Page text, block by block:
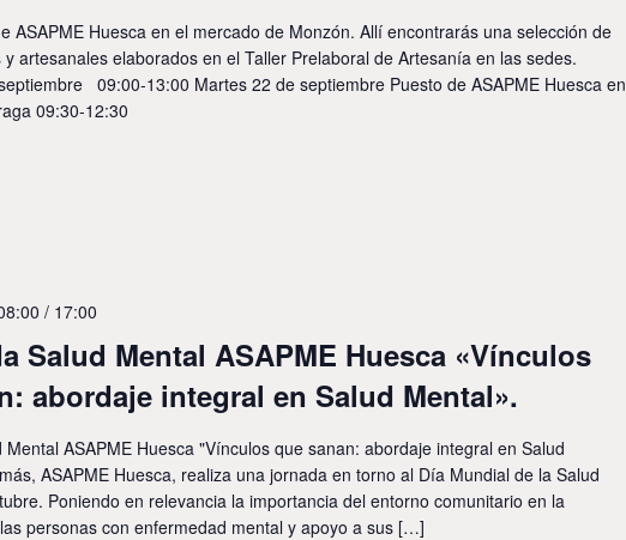
ASAPME Huesca en el mercado de Monzón. Allí encontrarás una selección de
artesanales elaborados en el Taller Prelaboral de Artesanía en las sedes.
09:00-13:00 Martes 22 de septiembre Puesto de ASAPME Huesca en
09:30-12:30
Salud Mental ASAPME Huesca «Vínculos
abordaje integral en Salud Mental».
/ 17:00
Mental ASAPME Huesca "Vínculos que sanan: abordaje integral en Salud
ASAPME Huesca, realiza una jornada en torno al Día Mundial de la Salud
Poniendo en relevancia la importancia del entorno comunitario en la
personas con enfermedad mental y apoyo a sus […]